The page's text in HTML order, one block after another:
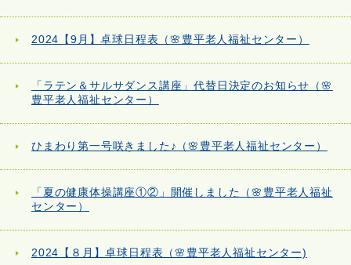
2024【9月】卓球日程表（🌸豊平老人福祉センター）
「ラテン＆サルサダンス講座」代替日決定のお知らせ（🌸
豊平老人福祉センター）
ひまわり第一号咲きました♪（🌸豊平老人福祉センター）
「夏の健康体操講座①②」開催しました（🌸豊平老人福祉
センター）
2024【８月】卓球日程表（🌸豊平老人福祉センター)